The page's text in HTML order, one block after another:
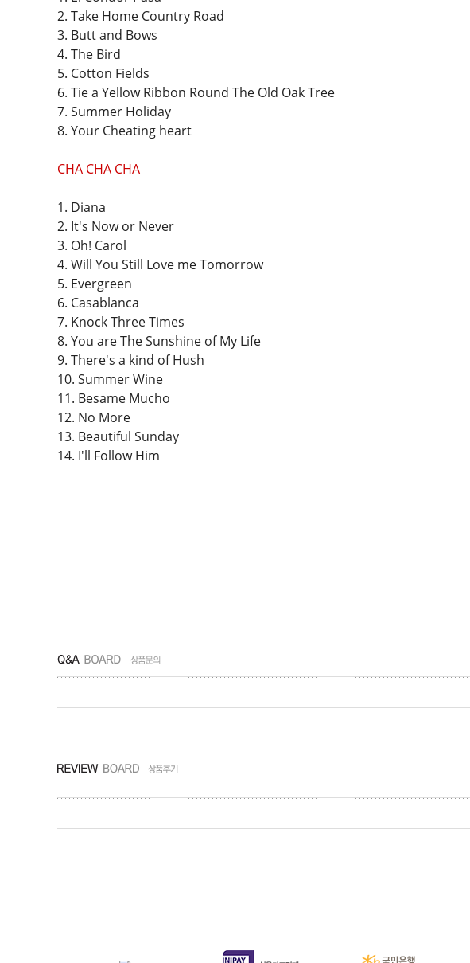
2. Take Home Country Road
3. Butt and Bows
4. The Bird
5. Cotton Fields
6. Tie a Yellow Ribbon Round The Old Oak Tree
7. Summer Holiday
8. Your Cheating heart
CHA CHA CHA
1. Diana
2. It's Now or Never
3. Oh! Carol
4. Will You Still Love me Tomorrow
5. Evergreen
6. Casablanca
7. Knock Three Times
8. You are The Sunshine of My Life
9. There's a kind of Hush
10. Summer Wine
11. Besame Mucho
12. No More
13. Beautiful Sunday
14. I'll Follow Him